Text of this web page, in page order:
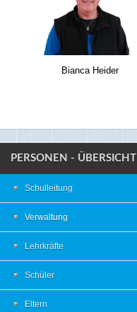
Bianca Heider
PERSONEN - ÜBERSICHT
Schulleitung
Verwaltung
Lehrkräfte
Schüler
Eltern